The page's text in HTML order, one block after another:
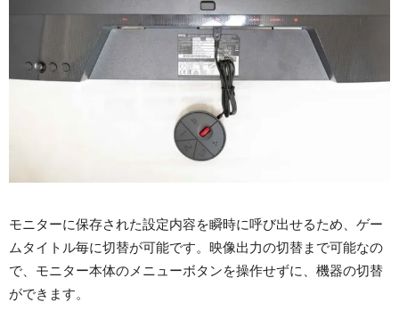
モニターに保存された設定内容を瞬時に呼び出せるため、ゲー
ムタイトル毎に切替が可能です。映像出力の切替まで可能なの
で、モニター本体のメニューボタンを操作せずに、機器の切替
ができます。